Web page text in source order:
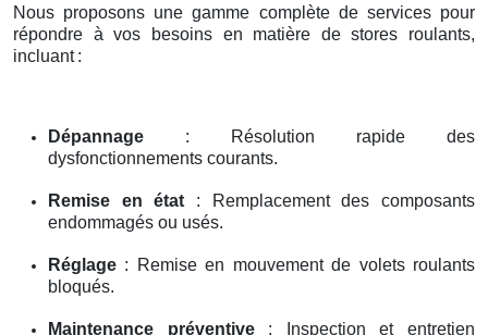
Nous proposons une gamme complète de services pour
répondre à vos besoins en matière de stores roulants,
incluant :
Dépannage : Résolution rapide des
dysfonctionnements courants.
Remise en état: Remplacement des composants
endommagés ou usés.
Réglage : Remise en mouvement de volets roulants
bloqués.
Maintenance préventive: Inspection et entretien